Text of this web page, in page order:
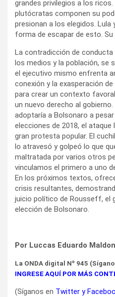
grandes privilegios a los
plutócratas componen su
presionan a los elegidos. Lula
forma de escapar de esto.
La contradicción de
los medios y la población, se
el ejecutivo mismo enfrenta
conexión y la exasperación
para crear un contexto
un nuevo derecho al
adoptaría a Bolsonaro a
elecciones de 2018, el ataque
gran protesta popular. El
lo atravesó y golpeó lo que
maltratada por varios otros
vinculamos el primero a uno
En los próximos textos,
crisis resultantes,
juicio político de Rousseff, el
elección de Bolsonaro.
Por Luccas Eduardo
La ONDA digital Nº 945
INGRESE AQUÍ POR MÁS
(Síganos en Twitter y